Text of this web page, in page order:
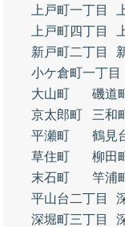
上戸町一丁目
上戸町四丁目
新戸町二丁目
小ケ倉町一丁目
大山町
磯道
京太郎町
三和
平瀬町
鶴見
草住町
柳田
末石町
竿浦
平山台二丁目
深堀町三丁目